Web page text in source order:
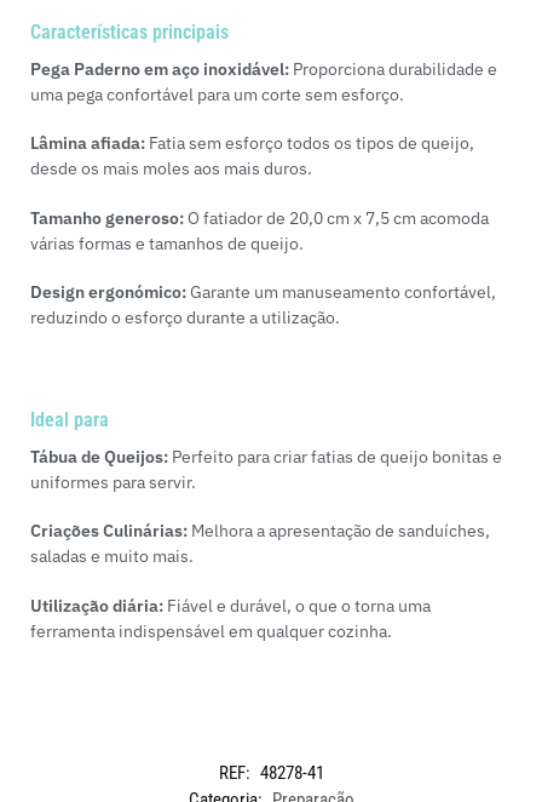
Características principais
Pega Paderno em aço inoxidável: Proporciona durabilidade e
uma pega confortável para um corte sem esforço.
Lâmina afiada: Fatia sem esforço todos os tipos de queijo,
desde os mais moles aos mais duros.
Tamanho generoso:O fatiador de 20,0 cm x 7,5 cm acomoda
várias formas e tamanhos de queijo.
Design ergonómico:Garante um manuseamento confortável,
reduzindo o esforço durante a utilização.
Ideal para
Tábua de Queijos: Perfeito para criar fatias de queijo bonitas e
uniformes para servir.
Criações Culinárias: Melhora a apresentação de sanduíches,
saladas e muito mais.
Utilização diária: Fiável e durável, o que o torna uma
ferramenta indispensável em qualquer cozinha.
REF: 48278-41